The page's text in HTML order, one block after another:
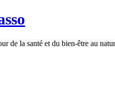
de la santé et du bien-être au